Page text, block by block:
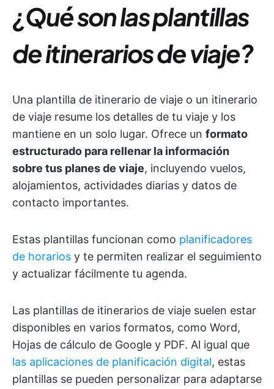
¿Qué son las plantillas
de itinerarios de viaje?
Una plantilla de itinerario de viaje o un itinerario
de viaje resume los detalles de tu viaje y los
mantiene en un solo lugar. Ofrece un formato
estructurado para rellenar la información
sobre tus planes de viaje, incluyendo vuelos,
alojamientos, actividades diarias y datos de
contacto importantes.
Estas plantillas funcionan como planificadores
de horarios y te permiten realizar el seguimiento
y actualizar fácilmente tu agenda.
Las plantillas de itinerarios de viaje suelen estar
disponibles en varios formatos, como Word,
Hojas de cálculo de Google y PDF. Al igual que
las aplicaciones de planificación digital, estas
plantillas se pueden personalizar para adaptarse